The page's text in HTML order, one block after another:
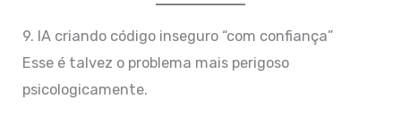
9. IA criando código inseguro “com confiança”
Esse é talvez o problema mais perigoso
psicologicamente.